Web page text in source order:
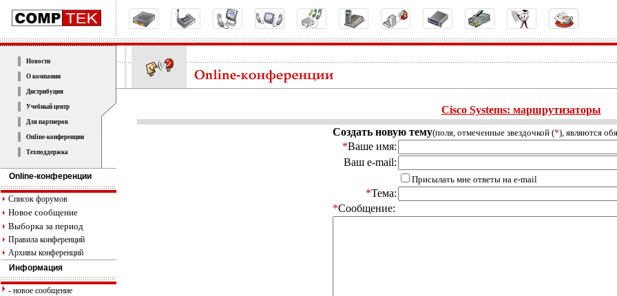
Новости
О компании
Дистрибуция
Учебный центр
Для партнеров
Online-конференции
Техподдержка
Online-конференции
Список форумов
Новое сообщение
Выборка за период
Правила конференций
Архивы конференций
Информация
- новое сообщение
Cisco Systems: маршрутизаторы
Создать новую тему(поля, отмеченные звездочкой (*), являются
*Ваше имя:
Ваш e-mail:
Присылать мне ответы на e-mail
*Тема:
*Сообщение: